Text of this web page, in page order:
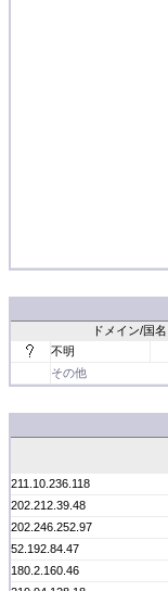
ドメイン/国名
不明
その他
211.10.236.118
202.212.39.48
202.246.252.97
52.192.84.47
180.2.160.46